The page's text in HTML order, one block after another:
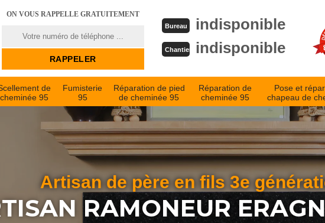
ON VOUS RAPPELLE GRATUITEMENT
Bureau indisponible
Chantier indisponible
de
cheminée 95
Fumisterie
95
Réparation de pied
de cheminée 95
Réparation de
cheminée 95
Pose et
chapeau de
Artisan de père en fils 3e
RAMONEUR